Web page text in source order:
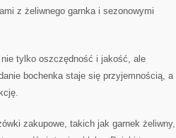
z żeliwnego garnka i sezonowymi
tylko oszczędność i jakość, ale
bochenka staje się przyjemnością, a
zakupowe, takich jak garnek żeliwny,